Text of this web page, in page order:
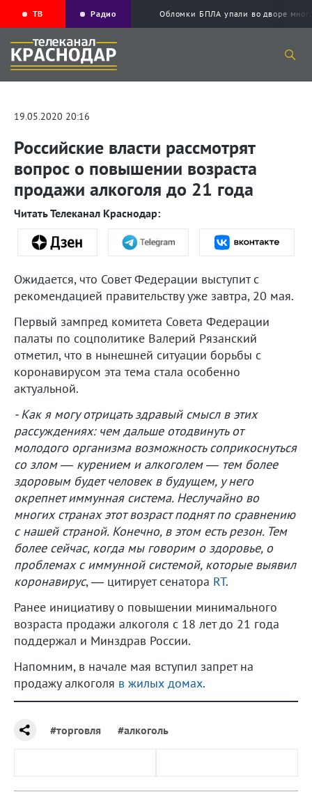
ТВ Радио Обломки БПЛА упали во дворе
19.05.2020 20:16
Российские власти рассмотрят
вопрос о повышении возраста
продажи алкоголя до 21 года
Читать Телеканал Краснодар:
Ожидается, что Совет Федерации выступит с
рекомендацией правительству уже завтра, 20 мая.
Первый зампред комитета Совета Федерации
палаты по соцполитике Валерий Рязанский
отметил, что в нынешней ситуации борьбы с
коронавирусом эта тема стала особенно
актуальной.
- Как я могу отрицать здравый смысл в этих
рассуждениях: чем дальше отодвинуть от
молодого организма возможность соприкоснуться
со злом — курением и алкоголем — тем более
здоровым будет человек в будущем, у него
окрепнет иммунная система. Неслучайно во
многих странах этот возраст поднят по сравнению
с нашей страной. Конечно, в этом есть резон. Тем
более сейчас, когда мы говорим о здоровье, о
проблемах с иммунной системой, которые выявил
коронавирус, — цитирует сенатора RT.
Ранее инициативу о повышении минимального
возраста продажи алкоголя с 18 лет до 21 года
поддержал и Минздрав России.
Напомним, в начале мая вступил запрет на
продажу алкоголя в жилых домах.
#торговля #алкоголь